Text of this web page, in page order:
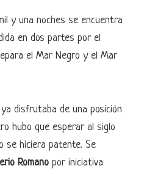
y una noches se encuentra
en dos partes por el
el Mar Negro y el Mar
disfrutaba de una posición
hubo que esperar al siglo
se hiciera patente. Se
Romano por iniciativa